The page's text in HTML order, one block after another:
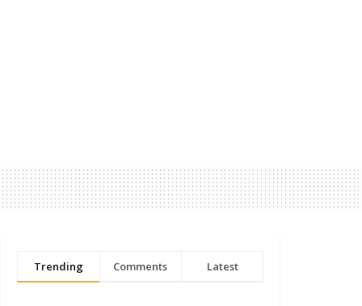
Trending Comments Latest